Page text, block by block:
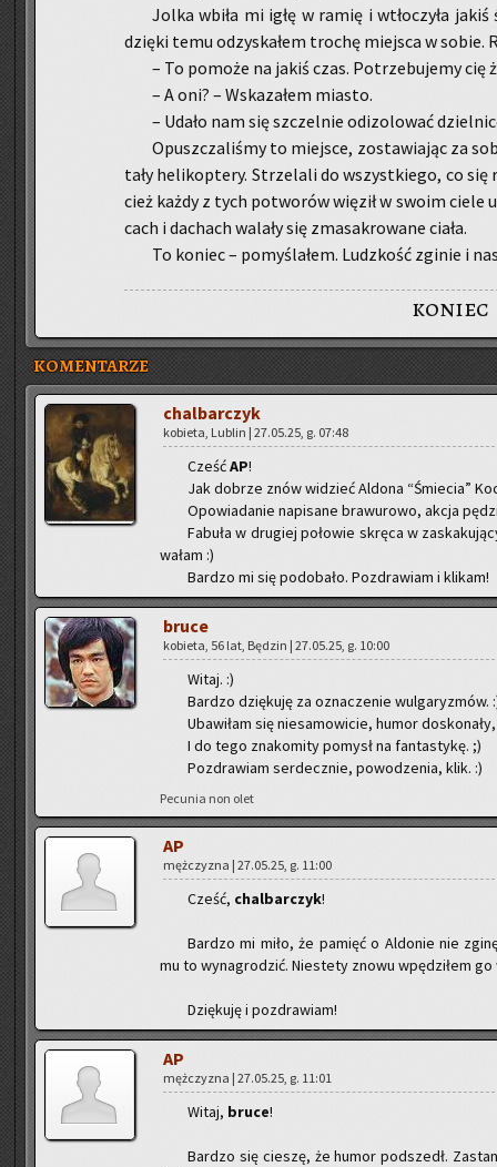
Jolka wbiła mi igłę w ramię i wtło­czy­ła
dzię­ki temu od­zy­ska­łem tro­chę miej­sca w sobie.
– To po­mo­że na jakiś czas. Po­trze­bu­je­my cię
– A oni? – Wska­za­łem mia­sto.
– Udało nam się szczel­nie od­izo­lo­wać
Opusz­cza­li­śmy to miej­sce, zo­sta­wia­jąc za
ta­ły he­li­kop­te­ry. Strze­la­li do wszyst­kie­go, co
cież każdy z tych po­two­rów wię­ził w swoim ciele
cach i da­chach wa­la­ły się zma­sa­kro­wa­ne ciała.
To ko­niec – po­my­śla­łem. Ludz­kość zgi­nie i
koniec
KOMENTARZE
chal­bar­czyk
ko­bie­ta, Lu­blin | 27.05.25, g. 07:48
CześćAP!
Jak do­brze znów wi­dzieć Al­do­na “Śmie­cia”
Opo­wia­da­nie na­pi­sa­ne bra­wu­ro­wo, akcja
Fa­bu­ła w dru­giej po­ło­wie skrę­ca w
wa­łam :)
Bar­dzo mi się po­do­ba­ło. Po­zdra­wiam i kli­kam!
bruce
ko­bie­ta, 56 lat, Bę­dzin | 27.05.25, g. 10:00
Witaj. :)
Bar­dzo dzię­ku­ję za ozna­cze­nie wul­ga­ry­zmów.
Uba­wi­łam się nie­sa­mo­wi­cie, humor
I do tego zna­ko­mi­ty po­mysł na fan­ta­sty­kę. ;)
Po­zdra­wiam ser­decz­nie, po­wo­dze­nia, klik. :)
Pe­cu­nia non olet
AP
męż­czy­zna | 27.05.25, g. 11:00
Cześć, chal­bar­czyk!
Bar­dzo mi miło, że pa­mięć o Al­do­nie nie
mu to wy­na­gro­dzić. Nie­ste­ty znowu wpę­dzi­łem go
Dzię­ku­ję i po­zdra­wiam!
AP
męż­czy­zna | 27.05.25, g. 11:01
Witaj, bruce!
Bar­dzo się cie­szę, że humor pod­szedł.